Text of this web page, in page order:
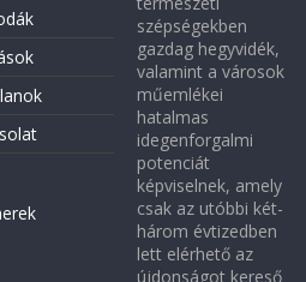
szépségekben
gazdag hegyvidék,
valamint a városok
műemlékei
hatalmas
idegenforgalmi
potenciát
képviselnek, amely
csak az utóbbi két-
három évtizedben
lett elérhető az
újdonságot kereső